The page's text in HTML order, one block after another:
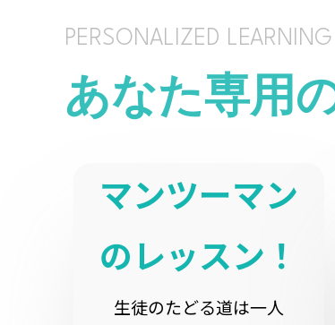
PERSONALIZED LEARNING
あなた専用
マンツーマン
のレッスン！
生徒のたどる道は一人